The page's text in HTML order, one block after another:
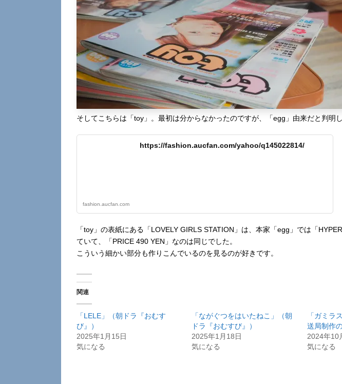
そしてこちらは「toy」。最初は分からなかったのですが、「egg」由来だと判明し
https://fashion.aucfan.com/yahoo/q145022814/
fashion.aucfan.com
「toy」の表紙にある「LOVELY GIRLS STATION」は、本家「egg」では「
ていて、「PRICE 490 YEN」なのは同じでした。
こういう細かい部分も作りこんでいるのを見るのが好きです。
関連
「LELE」（朝ドラ『おむす
び』）
2025年1月15日
気になる
「ながぐつをはいたねこ」（朝
ドラ『おむすび』）
2025年1月18日
気になる
「ガミラ
送局制作
2024年10
気になる